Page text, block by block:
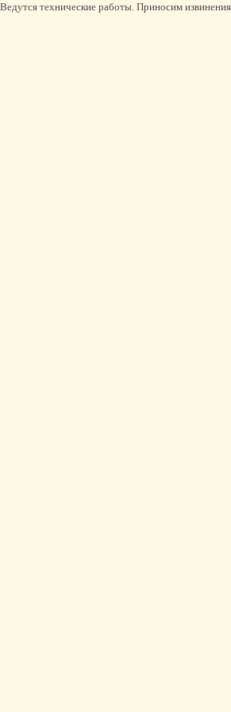
Ведутся технические работы. Приносим извинения